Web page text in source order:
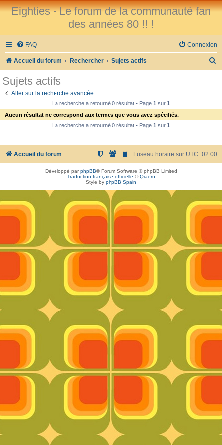
Eighties - Le forum de la communauté fan
des années 80 !! !
FAQ Connexion
Accueil du forum Rechercher Sujets actifs
e
Sujets actifs
Aller sur la recherche avancée
La recherche a retourné 0 résultat • Page 1 sur 1
Aucun résultat ne correspond aux termes que vous avez spécifiés.
La recherche a retourné 0 résultat • Page 1 sur 1
Accueil du forum Fuseau horaire sur UTC+02:00
Développé parphpBB® Forum Software © phpBB Limited
Traduction française officielle ©Qiaeru
Style by phpBB Spain